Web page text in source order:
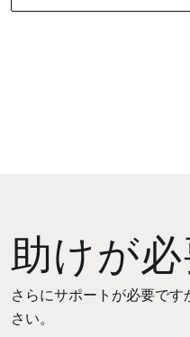
助けが
さらにサポートが必要で
さい。